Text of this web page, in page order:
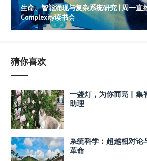
生命、智能涌现与复杂系统研究 | 周一直
Complexity读书会
猜你喜欢
一盏灯，为你而亮丨集
助理
系统科学：超越相对论
革命